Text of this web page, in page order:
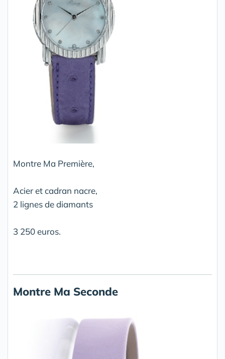
Montre Ma Première,
Acier et cadran nacre,
2 lignes de diamants
3 250 euros.
Montre Ma Seconde